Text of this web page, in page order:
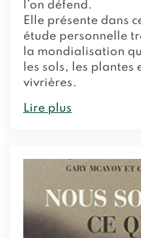
l’on défend.
Elle présente dans
étude personnelle
la mondialisation
les sols, les plantes
vivrières.
Lire plus